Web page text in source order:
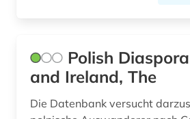
pakistan (1)
panama (1)
paris (1)
parlament (1)
Polish
and Ireland, The
Die Datenbank versucht